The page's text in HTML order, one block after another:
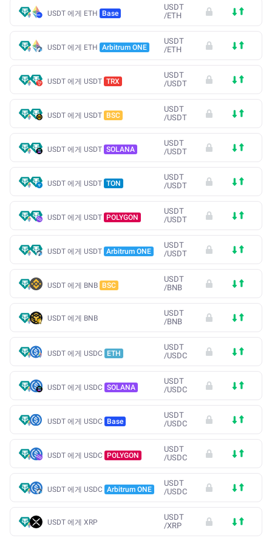
USDT 에게 ETH Base
USDT
/ETH
USDT 에게 ETH Arbitrum ONE
USDT
/ETH
USDT 에게 USDT TRX
USDT
/USDT
USDT 에게 USDT BSC
USDT
/USDT
USDT 에게 USDT SOLANA
USDT
/USDT
USDT 에게 USDT TON
USDT
/USDT
USDT 에게 USDT POLYGON
USDT
/USDT
USDT 에게 USDT Arbitrum ONE
USDT
/USDT
USDT 에게 BNB BSC
USDT
/BNB
USDT 에게 BNB
USDT
/BNB
USDT 에게 USDC ETH
USDT
/USDC
USDT 에게 USDC SOLANA
USDT
/USDC
USDT 에게 USDC Base
USDT
/USDC
USDT 에게 USDC POLYGON
USDT
/USDC
USDT 에게 USDC Arbitrum ONE
USDT
/USDC
USDT 에게 XRP
USDT
/XRP